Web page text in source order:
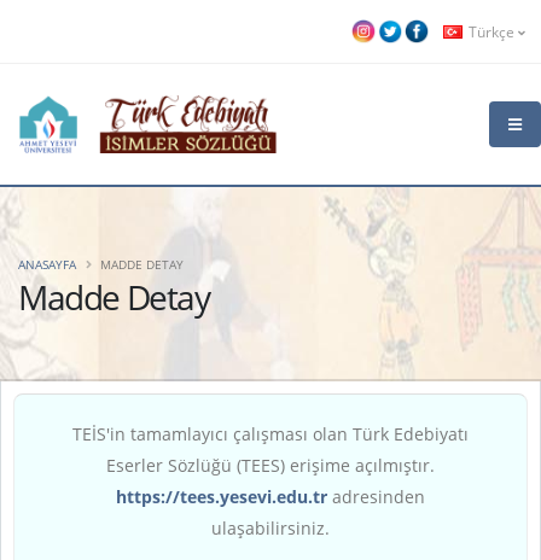
Türkçe
Madde Detay
ANASAYFA MADDE DETAY
TEİS'in tamamlayıcı çalışması olan Türk Edebiyatı
Eserler Sözlüğü (TEES) erişime açılmıştır.
https://tees.yesevi.edu.tr adresinden
ulaşabilirsiniz.